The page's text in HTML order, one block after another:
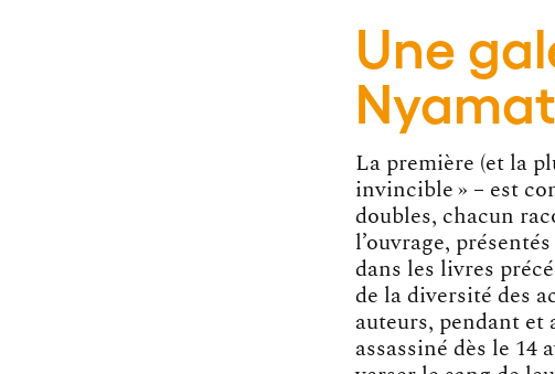
Une
La première (et la
invincible » – est
doubles, chacun
l’ouvrage,
dans les livres
de la diversité des
auteurs, pendant et
assassiné dès le 14